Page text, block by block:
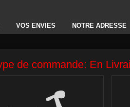
VOS ENVIES NOTRE ADRESSE
PIZZAS TOMATE
TEX MEX